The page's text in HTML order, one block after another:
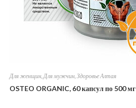
Для женщин,Для мужчин,Здоровье Алтая
OSTEO ORGANIC, 60 капсул по 500 мг